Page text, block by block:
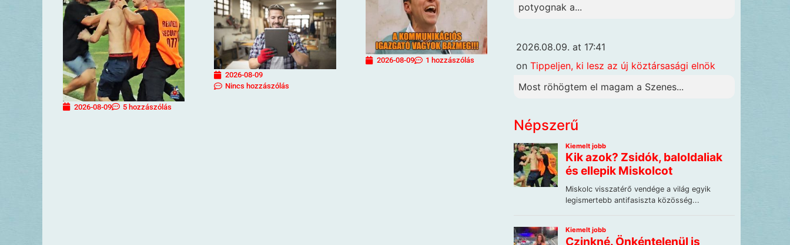
2026-08-09 5 hozzászólás
2026-08-09
Nincs hozzászólás
2026-08-09 1 hozzászólás
potyognak a...
2026.08.09. at 17:41
on Tippeljen, ki lesz az új köztársasági elnök
Most röhögtem el magam a Szenes...
Népszerű